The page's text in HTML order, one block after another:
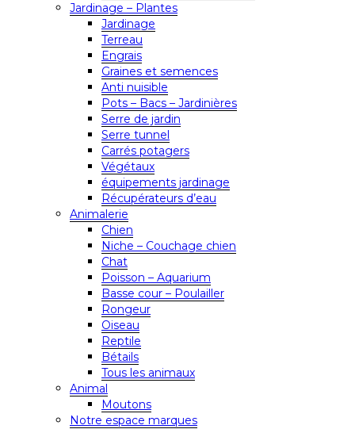
Jardinage – Plantes
Jardinage
Terreau
Engrais
Graines et semences
Anti nuisible
Pots – Bacs – Jardinières
Serre de jardin
Serre tunnel
Carrés potagers
Végétaux
équipements jardinage
Récupérateurs d’eau
Animalerie
Chien
Niche – Couchage chien
Chat
Poisson – Aquarium
Basse cour – Poulailler
Rongeur
Oiseau
Reptile
Bétails
Tous les animaux
Animal
Moutons
Notre espace marques